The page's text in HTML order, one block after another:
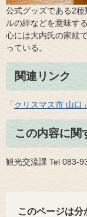
公式グッズである2
ルの絆などを意味す
心には大内氏の家紋
っている。
関連リンク
​​「クリスマス市 山口
この内容に関
観光交流課 Tel 083-
このページは分